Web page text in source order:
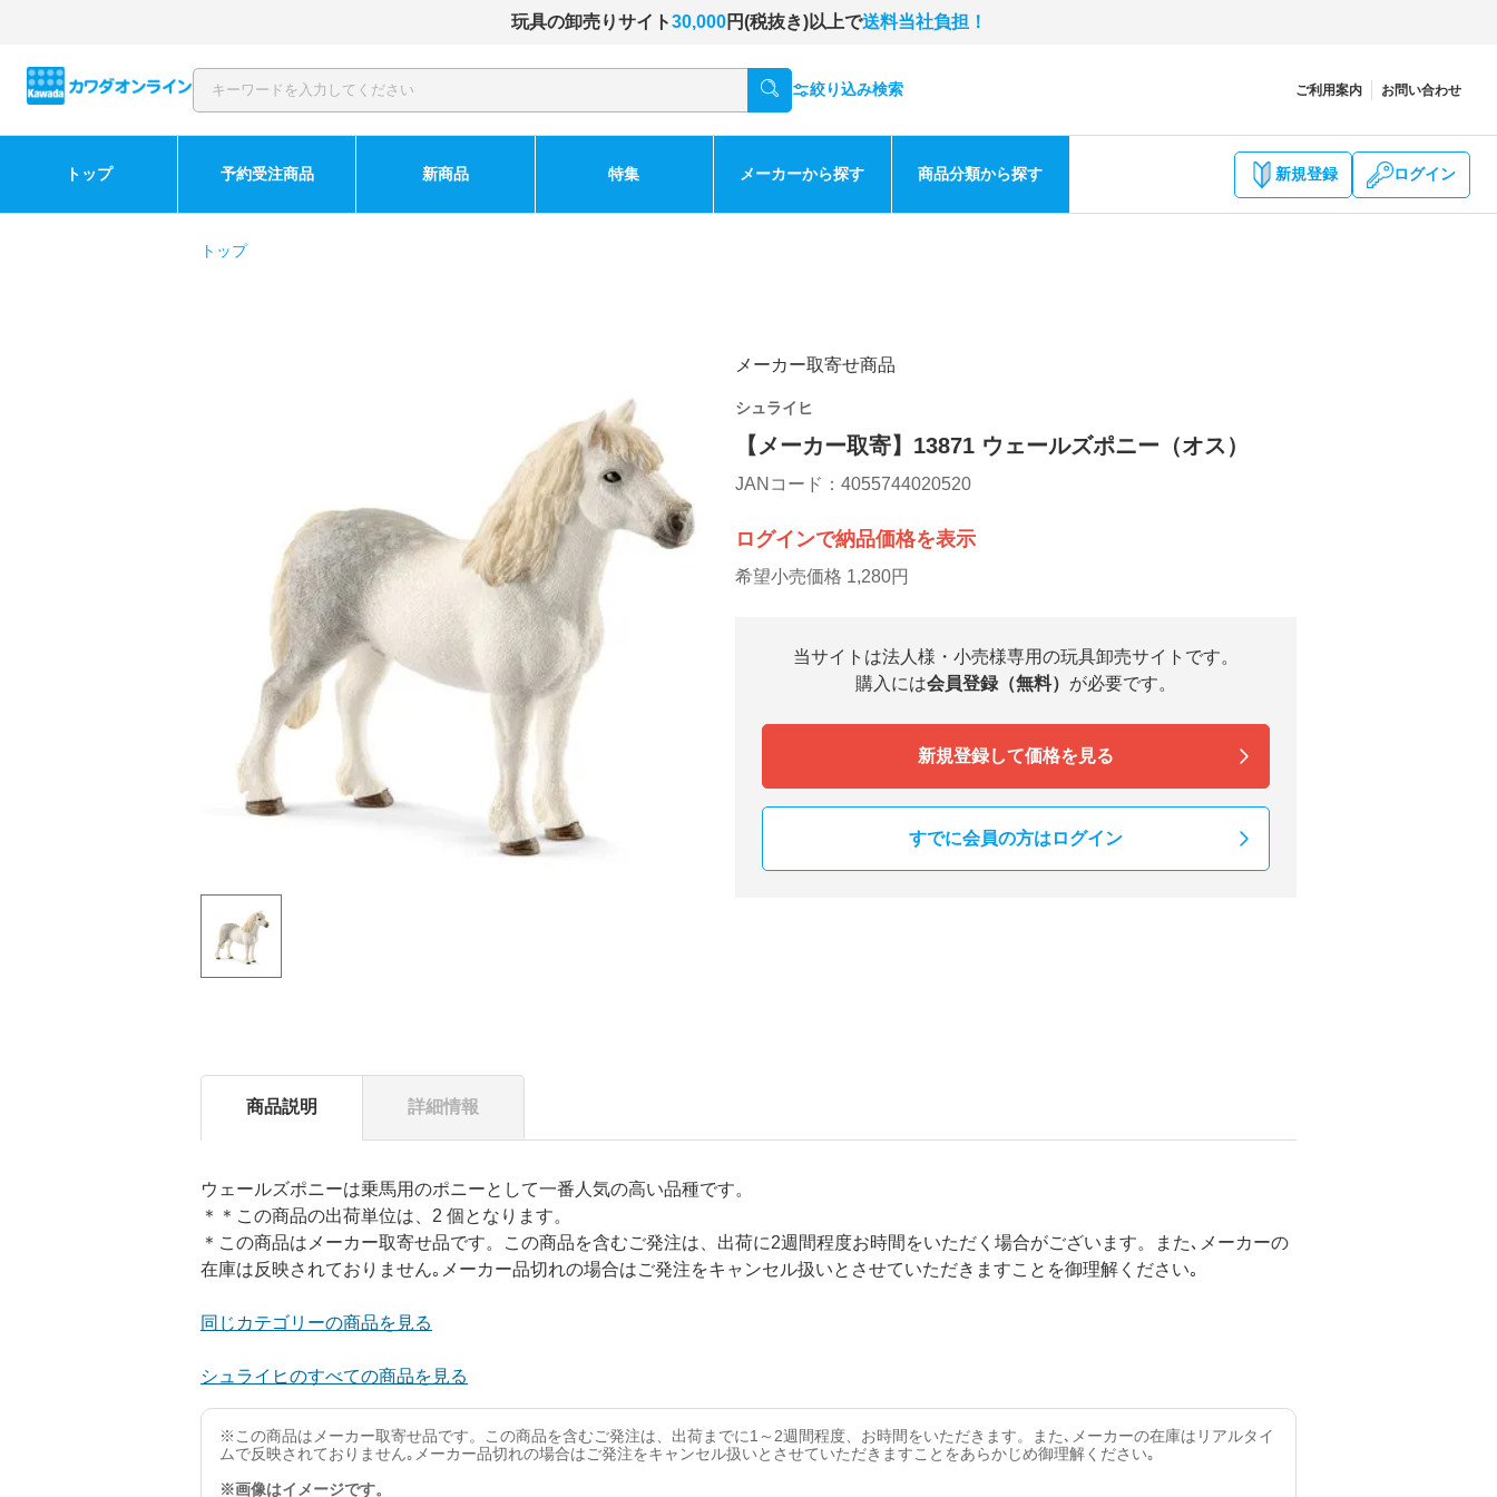
玩具の卸売りサイト30,000円(税抜き)以上で送料当社負担！
絞り込み検索 ご利用案内 お問い合わせ
トップ 予約受注商品 新商品 特集 メーカーから探す 商品分類から探す 新規登録 ログイン
トップ
メーカー取寄せ商品
シュライヒ
【メーカー取寄】13871 ウェールズポニー（オス）
JANコード：4055744020520
ログインで納品価格を表示
希望小売価格 1,280円
当サイトは法人様・小売様専用の玩具卸売サイトです。
購入には会員登録（無料） が必要です。
新規登録して価格を見る
すでに会員の方はログイン
商品説明 詳細情報
ウェールズポニーは乗馬用のポニーとして一番人気の高い品種です。
＊＊この商品の出荷単位は、2 個となります。
＊この商品はメーカー取寄せ品です。この商品を含むご発注は、出荷に2週間程度お時間をいただく場合がございます。また､メーカーの
在庫は反映されておりません｡メーカー品切れの場合はご発注をキャンセル扱いとさせていただきますことを御理解ください｡
同じカテゴリーの商品を見る
シュライヒのすべての商品を見る
※この商品はメーカー取寄せ品です。この商品を含むご発注は、出荷までに1～2週間程度、お時間をいただきます。また､メーカーの在庫はリアルタイ
ムで反映されておりません｡メーカー品切れの場合はご発注をキャンセル扱いとさせていただきますことをあらかじめ御理解ください｡
※画像はイメージです。